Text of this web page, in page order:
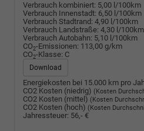
Verbrauch kombiniert: 5,00 l/100km
Verbrauch Innenstadt: 6,50 l/100km
Verbrauch Stadtrand: 4,90 l/100km
Verbrauch Landstraße: 4,30 l/100km
Verbrauch Autobahn: 5,10 l/100km
CO2-Emissionen: 113,00 g/km
CO2-Klasse: C
Download
Energiekosten bei 15.000 km pro
CO2 Kosten (niedrig) (Kosten
CO2 Kosten (mittel) (Kosten
CO2 Kosten (hoch) (Kosten
Jahressteuer: 56,- €